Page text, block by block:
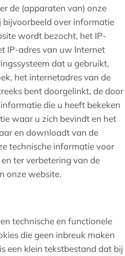
de (apparaten van) onze
bijvoorbeeld over informatie
wordt bezocht, het IP-
IP-adres van uw Internet
dat u gebruikt,
het internetadres van de
bent doorgelinkt, de door
die u heeft bekeken
waar u zich bevindt en het
en downloadt van de
technische informatie voor
ter verbetering van de
onze website.
technische en functionele
die geen inbreuk maken
een klein tekstbestand dat bij